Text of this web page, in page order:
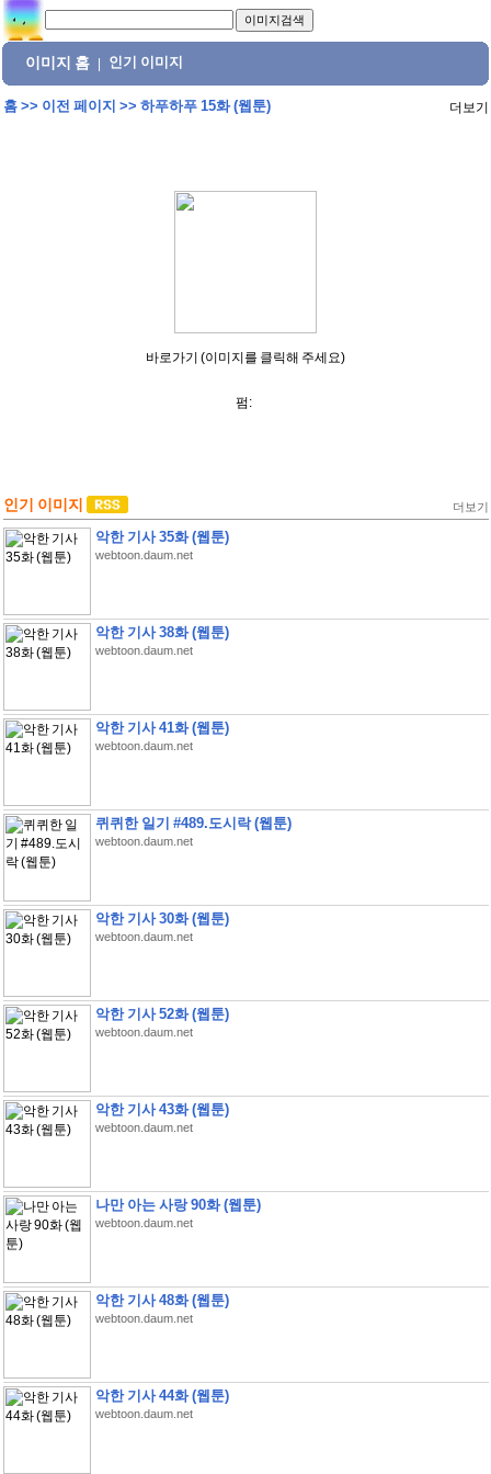
이미지 홈 인기 이미지
홈>> 이전 페이지 >> 하푸하푸 15화 (웹툰) 더보기
바로가기 (이미지를 클릭해 주세요)
펌:
인기 이미지 더보기
악한 기사 35화 (웹툰)
webtoon.daum.net
악한 기사 38화 (웹툰)
webtoon.daum.net
악한 기사 41화 (웹툰)
webtoon.daum.net
퀴퀴한 일기 #489.도시락 (웹툰)
webtoon.daum.net
악한 기사 30화 (웹툰)
webtoon.daum.net
악한 기사 52화 (웹툰)
webtoon.daum.net
악한 기사 43화 (웹툰)
webtoon.daum.net
나만 아는 사랑 90화 (웹툰)
webtoon.daum.net
악한 기사 48화 (웹툰)
webtoon.daum.net
악한 기사 44화 (웹툰)
webtoon.daum.net